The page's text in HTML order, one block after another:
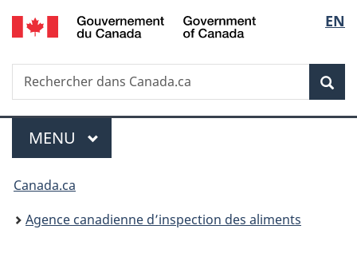
Passer
au
principal
Passer
à
Au
du
Passer
à
version
simplifiée
de
la
EN
Recherche
Rechercher
dans
Menu
MENU PRINCIPAL
Vous
êtes
Canada.ca
Agence canadienne d’inspection des aliments